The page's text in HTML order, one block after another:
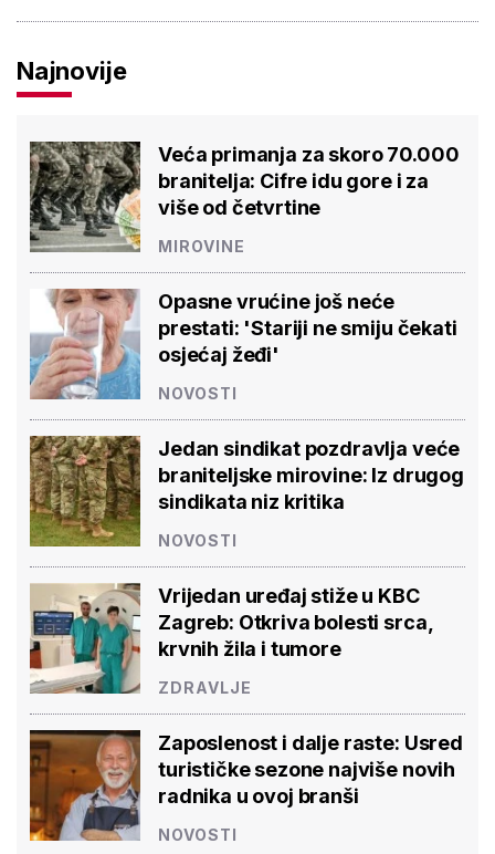
Najnovije
Veća primanja za skoro 70.000
branitelja: Cifre idu gore i za
više od četvrtine
MIROVINE
Opasne vrućine još neće
prestati: 'Stariji ne smiju čekati
osjećaj žeđi'
NOVOSTI
Jedan sindikat pozdravlja veće
braniteljske mirovine: Iz drugog
sindikata niz kritika
NOVOSTI
Vrijedan uređaj stiže u KBC
Zagreb: Otkriva bolesti srca,
krvnih žila i tumore
ZDRAVLJE
Zaposlenost i dalje raste: Usred
turističke sezone najviše novih
radnika u ovoj branši
NOVOSTI